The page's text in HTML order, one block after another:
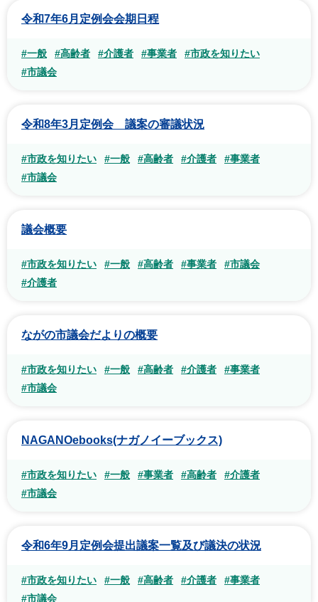
令和7年6月定例会会期日程
#一般 #高齢者 #介護者 #事業者
#市政を知りたい
#市議会
令和8年3月定例会 議案の審議状況
#市政を知りたい #一般 #高齢者 #介護者
#事業者
#市議会
議会概要
#市政を知りたい #一般 #高齢者 #事業者
#市議会
#介護者
ながの市議会だよりの概要
#市政を知りたい #一般 #高齢者 #介護者
#事業者
#市議会
NAGANOebooks(ナガノイーブックス)
#市政を知りたい #一般 #事業者 #高齢者
#介護者
#市議会
令和6年9月定例会提出議案一覧及び議決の状況
#市政を知りたい #一般 #高齢者 #介護者
#事業者
#市議会